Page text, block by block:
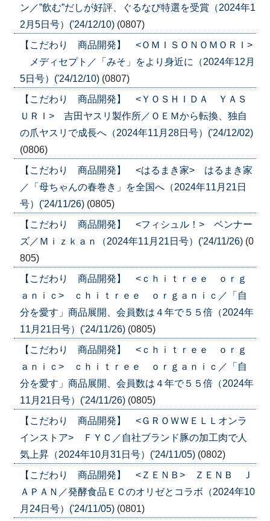
ン／”飲む”だしが好評、ぐるなび特選を受賞（2024年1
2月5日号）('24/12/10) (0807)
【こだわり 商品開発】 <ＯＭＩＳＯＮＯＭＯＲＩ>
メディセプト／「みそ」をより身近に（2024年12月
5日号）('24/12/10) (0807)
【こだわり 商品開発】 <ＹＯＳＨＩＤＡ ＹＡＳ
ＵＲＩ> 吉田ヤスリ製作所／ＯＥＭから転換、独自
の爪ヤスリで成長へ（2024年11月28日号）('24/12/02)
(0806)
【こだわり 商品開発】 <はるまき家> はるまき家
／「母ちゃんの春巻き」を全国へ（2024年11月21日
号）('24/11/26) (0805)
【こだわり 商品開発】 <フィシュル！> ベンナー
ズ／Ｍｉｚｋａｎ（2024年11月21日号）('24/11/26) (0
805)
【こだわり 商品開発】 <ｃｈｉｔｒｅｅ ｏｒｇ
ａｎｉｃ> ｃｈｉｔｒｅｅ ｏｒｇａｎｉｃ／「自
分を愛す」商品展開、会員数は４年で５５倍（2024年
11月21日号）('24/11/26) (0805)
【こだわり 商品開発】 <ｃｈｉｔｒｅｅ ｏｒｇ
ａｎｉｃ> ｃｈｉｔｒｅｅ ｏｒｇａｎｉｃ／「自
分を愛す」商品展開、会員数は４年で５５倍（2024年
11月21日号）('24/11/26) (0805)
【こだわり 商品開発】 <ＧＲＯＷＷＥＬＬオンラ
インストア> ＦＹＣ／自社ブランド豚の加工肉で人
気上昇（2024年10月31日号）('24/11/05) (0802)
【こだわり 商品開発】 <ＺＥＮＢ> ＺＥＮＢ Ｊ
ＡＰＡＮ／発酵食品ＥＣのオリゼとコラボ（2024年10
月24日号）('24/11/05) (0801)